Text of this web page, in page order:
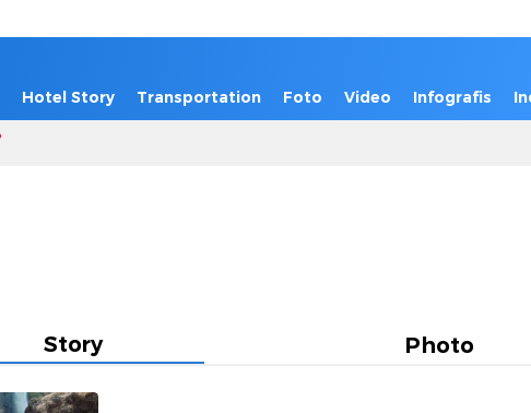
Hotel Story Transportation Foto Video Infografis
Story Photo